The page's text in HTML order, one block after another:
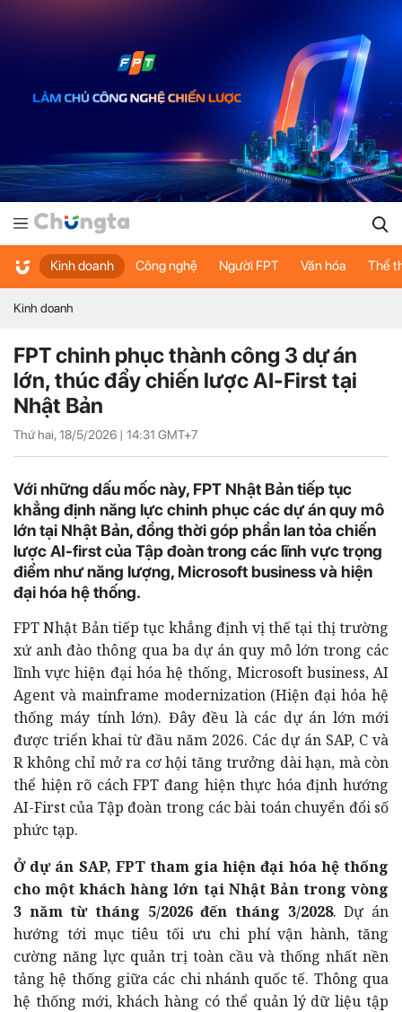
Kinh doanh Công nghệ Người FPT Văn hóa Thể
Kinh doanh
FPT chinh phục thành công 3 dự án
lớn, thúc đẩy chiến lược AI-First tại
Nhật Bản
Thứ hai, 18/5/2026 | 14:31 GMT+7
Với những dấu mốc này, FPT Nhật Bản tiếp tục
khẳng định năng lực chinh phục các dự án quy mô
lớn tại Nhật Bản, đồng thời góp phần lan tỏa chiến
lược AI-first của Tập đoàn trong các lĩnh vực trọng
điểm như năng lượng, Microsoft business và hiện
đại hóa hệ thống.
FPT Nhật Bản tiếp tục khẳng định vị thế tại thị trường
xứ anh đào thông qua ba dự án quy mô lớn trong các
lĩnh vực hiện đại hóa hệ thống, Microsoft business, AI
Agent và mainframe modernization (Hiện đại hóa hệ
thống máy tính lớn). Đây đều là các dự án lớn mới
được triển khai từ đầu năm 2026. Các dự án SAP, C và
R không chỉ mở ra cơ hội tăng trưởng dài hạn, mà còn
thể hiện rõ cách FPT đang hiện thực hóa định hướng
AI-First của Tập đoàn trong các bài toán chuyển đổi số
phức tạp.
Ở dự án SAP, FPT tham gia hiện đại hóa hệ thống
cho một khách hàng lớn tại Nhật Bản trong vòng
3 năm từ tháng 5/2026 đến tháng 3/2028. Dự án
hướng tới mục tiêu tối ưu chi phí vận hành, tăng
cường năng lực quản trị toàn cầu và thống nhất nền
tảng hệ thống giữa các chi nhánh quốc tế. Thông qua
hệ thống mới, khách hàng có thể quản lý dữ liệu tập